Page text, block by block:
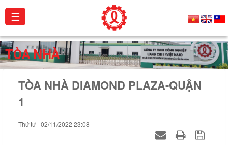
Giới
thiệu
Sản
phẩm
Dự
☰
TÒA NHÀ
TÒA NHÀ DIAMOND PLAZA-QUẬN
1
Thứ tư - 02/11/2022 23:08